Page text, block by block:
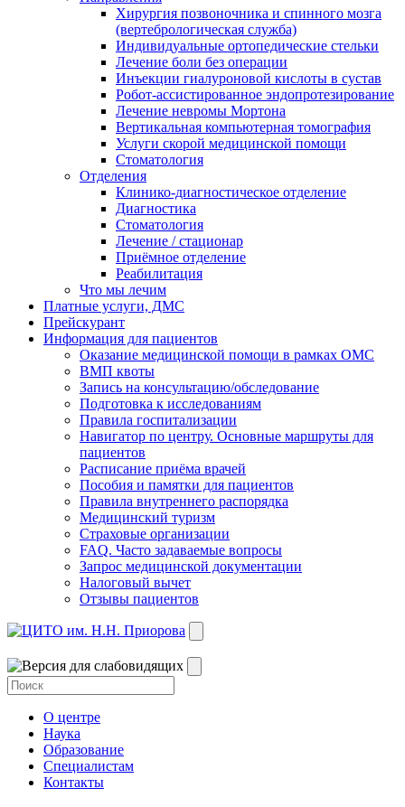
Хирургия позвоночника и спинного мозга
(вертебрологическая служба)
Индивидуальные ортопедические стельки
Лечение боли без операции
Инъекции гиалуроновой кислоты в сустав
Робот-ассистированное эндопротезирование
Лечение невромы Мортона
Вертикальная компьютерная томография
Услуги скорой медицинской помощи
Стоматология
Отделения
Клинико-диагностическое отделение
Диагностика
Стоматология
Лечение / стационар
Приёмное отделение
Реабилитация
Что мы лечим
Платные услуги, ДМС
Прейскурант
Информация для пациентов
Оказание медицинской помощи в рамках ОМС
ВМП квоты
Запись на консультацию/обследование
Подготовка к исследованиям
Правила госпитализации
Навигатор по центру. Основные маршруты для
пациентов
Расписание приёма врачей
Пособия и памятки для пациентов
Правила внутреннего распорядка
Медицинский туризм
Страховые организации
FAQ. Часто задаваемые вопросы
Запрос медицинской документации
Налоговый вычет
Отзывы пациентов
О центре
Наука
Образование
Специалистам
Контакты